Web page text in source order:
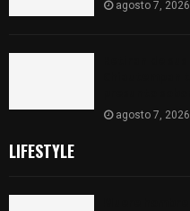
agosto 7, 2026
agosto 7, 2026
LIFESTYLE